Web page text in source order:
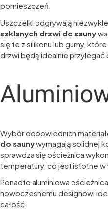
pomieszczeń.
Uszczelki odgrywają
szklanych drzwi do sauny
się te z silikonu lub gumy,
drzwi będą idealnie przylegać
Wybór odpowiednich
do saunywymagają solidnej
sprawdza się ościeżnica
temperatury, co jest istotne w
Ponadto aluminiowa
nowoczesnemu designowi
całość.